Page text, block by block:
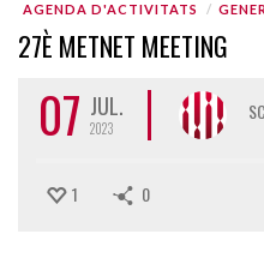
AGENDA D'ACTIVITATS
27È METNET MEETING
07 JUL.
2023
1 0